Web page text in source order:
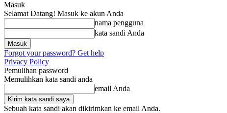
Masuk
Selamat Datang! Masuk ke akun Anda
nama pengguna
kata sandi Anda
Forgot your password? Get help
Privacy Policy
Pemulihan password
Memulihkan kata sandi anda
email Anda
Sebuah kata sandi akan dikirimkan ke email Anda.